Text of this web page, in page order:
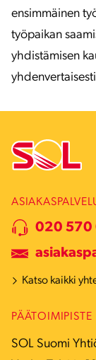
ensimmäinen
työpaikan
yhdistämisen
020 570
Katso kaikki
PÄÄTOIMIPISTE
SOL Suomi